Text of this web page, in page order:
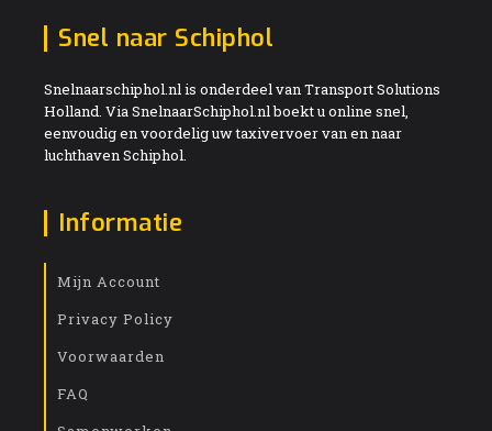
Snel naar Schiphol
Snelnaarschiphol.nl is onderdeel van Transport Solutions
Holland. Via SnelnaarSchiphol.nl boekt u online snel,
eenvoudig en voordelig uw taxivervoer van en naar
luchthaven Schiphol.
Informatie
Mijn Account
Privacy Policy
Voorwaarden
FAQ